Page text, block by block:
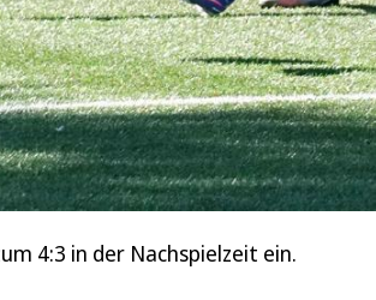
4:3 in der Nachspielzeit ein.